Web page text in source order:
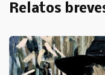
Relatos